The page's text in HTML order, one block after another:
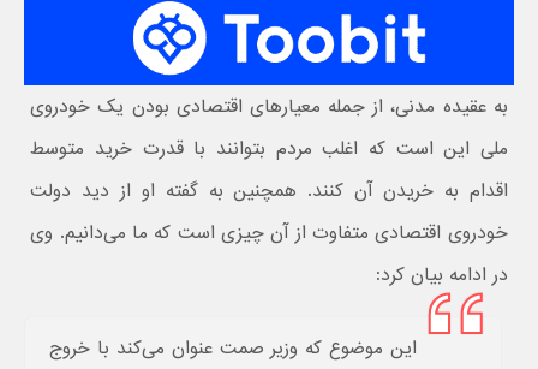
به عقیده مدنی، از جمله معیارهای اقتصادی بودن یک خودروی
ملی این است که اغلب مردم بتوانند با قدرت خرید متوسط
اقدام به خریدن آن کنند. همچنین به گفته او از دید دولت
خودروی اقتصادی متفاوت از آن چیزی است که ما می‌دانیم. وی
در ادامه بیان کرد:
این موضوع که وزیر صمت عنوان می‌کند با خروج